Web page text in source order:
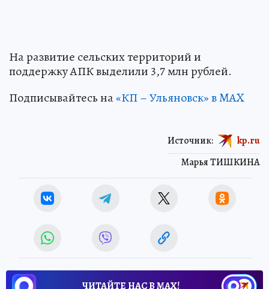
На развитие сельских территорий и
поддержку АПК выделили 3,7 млн рублей.
Подписывайтесь на«КП – Ульяновск» в MAX
Марья ТИШКИНА
Источник: kp.ru
ЧИТАЙТЕ НАС В МАХ!